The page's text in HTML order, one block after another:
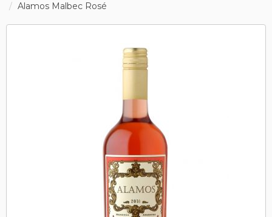
Alamos Malbec Rosé